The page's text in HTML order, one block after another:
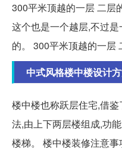
300平米顶越的一层 二层
这个也是一个越层,不过
的。 300平米顶越的一层
中式风格楼中楼设计
楼中楼也称跃层住宅,借
法,由上下两层楼组成,功
楼梯。 楼中楼装修注意事